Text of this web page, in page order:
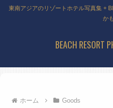
東南アジアのリゾートホテル写真集 +
かも
BEACH RESORT
ホーム Goods